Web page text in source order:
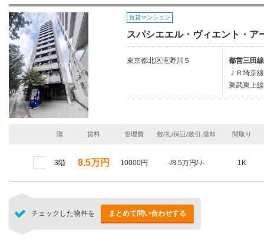
賃貸マンション
スパシエエル・ヴィエント・ア
東京都北区滝野川５
都営三田
ＪＲ埼京
東武東上
階 賃料 管理費 敷/礼/保証/敷引,償却 間取り
3階 8.5万円 10000円 -/8.5万円/-/- 1K
チェックした物件を まとめて問い合わせする